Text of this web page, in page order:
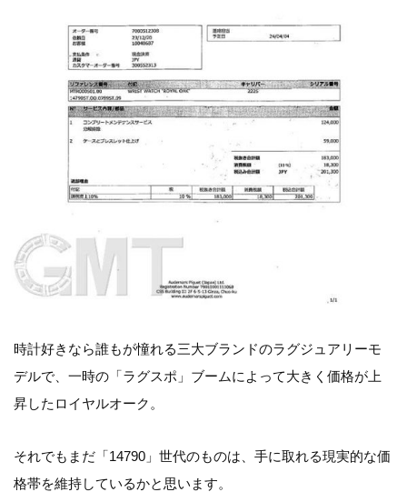
時計好きなら誰もが憧れる三大ブランドのラグジュアリーモ
デルで、一時の「ラグスポ」ブームによって大きく価格が上
昇したロイヤルオーク。
それでもまだ「14790」世代のものは、手に取れる現実的な価
格帯を維持しているかと思います。